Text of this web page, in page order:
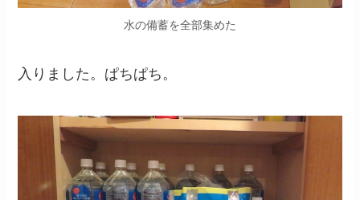
水の備蓄を全部集めた
入りました。ぱちぱち。